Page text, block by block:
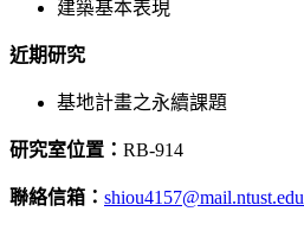
建築基本表現
近期研究
基地計畫之永續課題
研究室位置： RB-914
聯絡信箱：